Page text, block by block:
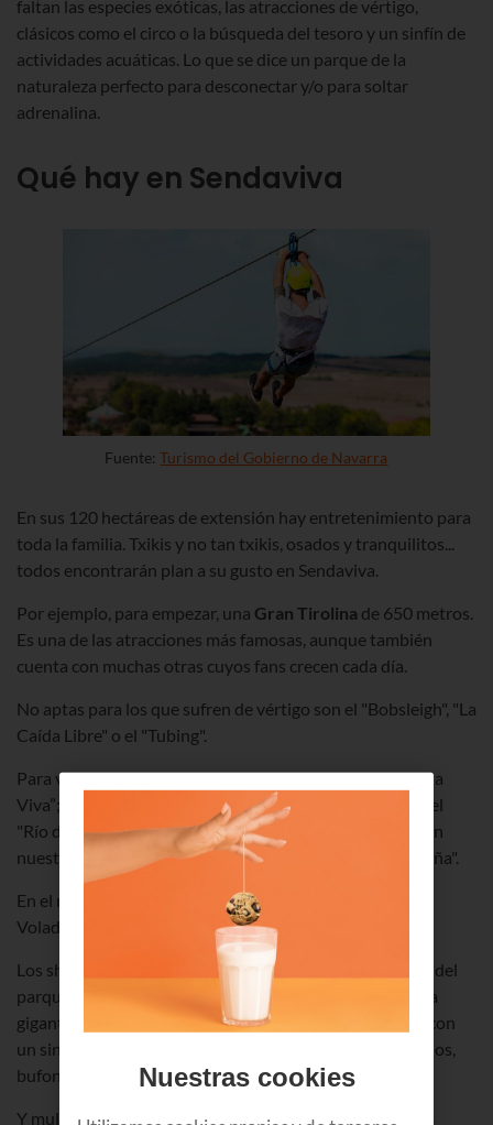
faltan las especies exóticas, las atracciones de vértigo,
clásicos como el circo o la búsqueda del tesoro y un sinfín de
actividades acuáticas. Lo que se dice un parque de la
naturaleza perfecto para desconectar y/o para soltar
adrenalina.
Qué hay en Sendaviva
Fuente:Turismo del Gobierno de Navarra
En sus 120 hectáreas de extensión hay entretenimiento para
toda la familia. Txikis y no tan txikis, osados y tranquilitos...
todos encontrarán plan a su gusto en Sendaviva.
Por ejemplo, para empezar, una Gran Tirolina de 650 metros.
Es una de las atracciones más famosas, aunque también
cuenta con muchas otras cuyos fans crecen cada día.
No aptas para los que sufren de vértigo son el "Bobsleigh", "La
Caída Libre" o el "Tubing".
Para valientes también hay carreras de karts en "Fórmula
Viva”; una caída libre mini en "La Batida"; buscar oro en el
"Río de los Diamantes" y escuchar historias inspiradas en
nuestras creencias y culturas en "El Secreto de la Montaña".
En el ranking de favoritos de los más peques, las "Sillas
Voladoras", la "Mansión Encantada" o "Los Cangrejos".
Los shows en directo son otro de los grandes atractivos del
parque Sendaviva. Hay circo (con su inconfundible carpa
gigante), búsqueda del tesoro, marionetas y animación con
un sinfín de personajes y disfraces (templarios, cortesanos,
bufones...).
Y multitud de ojos atrae la
Exhibición de Vuelo de Aves
Nuestras cookies